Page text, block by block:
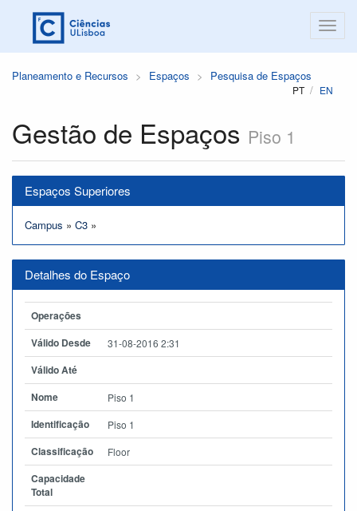
Planeamento e Recursos Espaços Pesquisa de Espaços
PT EN
Gestão de Espaços Piso 1
Espaços Superiores
Campus » C3 »
Detalhes do Espaço
Operações
Válido Desde
31-08-2016 2:31
Válido Até
Nome
Piso 1
Identificação Piso 1
Classificação Floor
Capacidade
Total